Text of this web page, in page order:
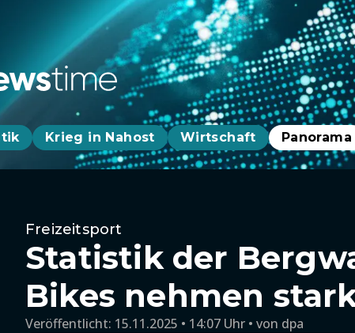
Krieg in Nahost Wirtschaft Panorama
Freizeitsport
Statistik der
Bikes nehmen
Veröffentlicht: 15.11.2025 • 14:07 Uhr von dpa